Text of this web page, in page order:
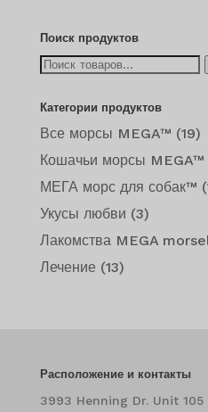
Поиск продуктов
Искать:
Категории продуктов
Все морсы MEGA™ (19)
Кошачьи морсы MEGA™
МЕГА морс для собак™
Укусы любви (3)
Лакомства MEGA
Лечение (13)
Расположение и контакты
3993 Henning Dr. Unit 105